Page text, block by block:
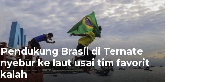
Pendukung Brasil di Ternate
nyebur ke laut usai tim favorit
kalah